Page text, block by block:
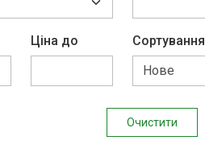
Ціна до Сортування
Очистити